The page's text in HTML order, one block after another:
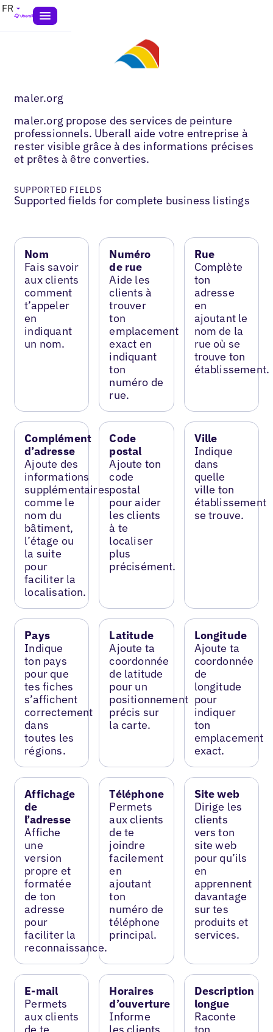
FR
maler.org
maler.org propose des services de peinture
professionnels. Uberall aide votre entreprise à
rester visible grâce à des informations précises
et prêtes à être converties.
SUPPORTED FIELDS
Supported fields for complete business listings
Nom
Fais savoir
aux clients
comment
t’appeler
en
indiquant
un nom.
Numéro
de rue
Aide les
clients à
trouver
ton
emplacement
exact en
indiquant
ton
numéro de
rue.
Rue
Complète
ton
adresse
en
ajoutant le
nom de la
rue où se
trouve ton
établissement.
Complément
d’adresse
Ajoute des
informations
supplémentaires
comme le
nom du
bâtiment,
l’étage ou
la suite
pour
faciliter la
localisation.
Code
postal
Ajoute ton
code
postal
pour aider
les clients
à te
localiser
plus
précisément.
Ville
Indique
dans
quelle
ville ton
établissement
se trouve.
Pays
Indique
ton pays
pour que
tes fiches
s’affichent
correctement
dans
toutes les
régions.
Latitude
Ajoute ta
coordonnée
de latitude
pour un
positionnement
précis sur
la carte.
Longitude
Ajoute ta
coordonnée
de
longitude
pour
indiquer
ton
emplacement
exact.
Affichage
de
l’adresse
Affiche
une
version
propre et
formatée
de ton
adresse
pour
faciliter la
reconnaissance.
Téléphone
Permets
aux clients
de te
joindre
facilement
en
ajoutant
ton
numéro de
téléphone
principal.
Site web
Dirige les
clients
vers ton
site web
pour qu’ils
en
apprennent
davantage
sur tes
produits et
services.
E-mail
Permets
aux clients
de te
Horaires
d’ouverture
Informe
les clients
Description
longue
Raconte
ton